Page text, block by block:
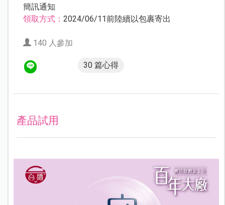
簡訊通知
領取方式： 2024/06/11前陸續以包裹寄出
140 人參加
30 篇心得
產品試用